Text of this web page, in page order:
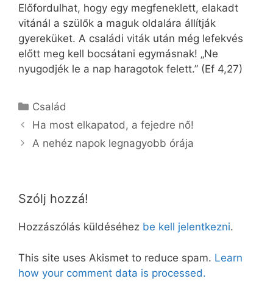
Előfordulhat, hogy egy megfeneklett, elakadt
vitánál a szülők a maguk oldalára állítják
gyereküket. A családi viták után még lefekvés
előtt meg kell bocsátani egymásnak! „Ne
nyugodjék le a nap haragotok felett.” (Ef 4,27)
Kategória
Család
Ha most elkapatod, a fejedre nő!
A nehéz napok legnagyobb órája
Szólj hozzá!
Hozzászólás küldéséhez be kell jelentkezni.
This site uses Akismet to reduce spam. Learn
how your comment data is processed.